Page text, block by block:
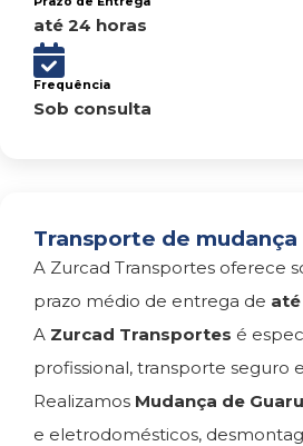
até 24 horas
Frequência
Sob consulta
Transporte de mudança
A Zurcad Transportes oferece
prazo médio de entrega de
A Zurcad Transportes é
profissional, transporte seguro
Realizamos Mudança de
e eletrodomésticos,